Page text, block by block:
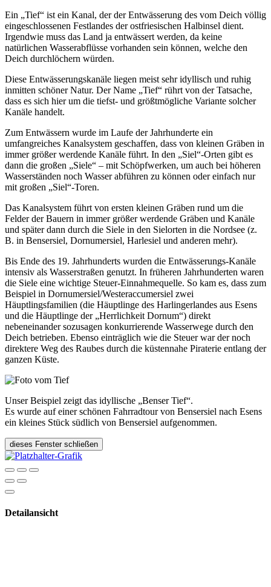
Ein „Tief“ ist ein Kanal, der der Entwässerung des vom Deich völlig
eingeschlossenen Festlandes der ostfriesischen Halbinsel dient.
Irgendwie muss das Land ja entwässert werden, da keine
natürlichen Wasserabflüsse vorhanden sein können, welche den
Deich durchlöchern würden.
Diese Entwässerungskanäle liegen meist sehr idyllisch und ruhig
inmitten schöner Natur. Der Name „Tief“ rührt von der Tatsache,
dass es sich hier um die tiefst- und größtmögliche Variante solcher
Kanäle handelt.
Zum Entwässern wurde im Laufe der Jahrhunderte ein
umfangreiches Kanalsystem geschaffen, dass von kleinen Gräben in
immer größer werdende Kanäle führt. In den „Siel“-Orten gibt es
dann die großen „Siele“ – mit Schöpfwerken, um auch bei höheren
Wasserständen noch Wasser abführen zu können oder einfach nur
mit großen „Siel“-Toren.
Das Kanalsystem führt von ersten kleinen Gräben rund um die
Felder der Bauern in immer größer werdende Gräben und Kanäle
und später dann durch die Siele in den Sielorten in die Nordsee (z.
B. in Bensersiel, Dornumersiel, Harlesiel und anderen mehr).
Bis Ende des 19. Jahrhunderts wurden die Entwässerungs-Kanäle
intensiv als Wasserstraßen genutzt. In früheren Jahrhunderten waren
die Siele eine wichtige Steuer-Einnahmequelle. So kam es, dass zum
Beispiel in Dornumersiel/Westeraccumersiel zwei
Häuptlingsfamilien (die Häuptlinge des Harlingerlandes aus Esens
und die Häuptlinge der „Herrlichkeit Dornum“) direkt
nebeneinander sozusagen konkurrierende Wasserwege durch den
Deich betrieben. Ebenso einträglich wie die Steuer war der noch
direktere Weg des Raubes durch die küstennahe Piraterie entlang der
ganzen Küste.
Unser Beispiel zeigt das idyllische „Benser Tief“.
Es wurde auf einer schönen Fahrradtour von Bensersiel nach Esens
ein kleines Stück südlich von Bensersiel aufgenommen.
dieses Fenster schließen
Detailansicht